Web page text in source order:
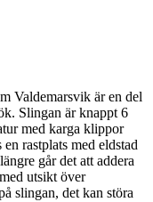
Valdemarsvik är en del
Slingan är knappt 6
med karga klippor
rastplats med eldstad
går det att addera
utsikt över
slingan, det kan störa